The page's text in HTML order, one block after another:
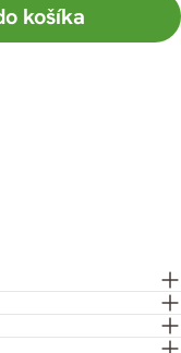
košíka